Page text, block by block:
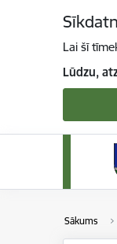
Lai šī
Lūdzu,
Sākums